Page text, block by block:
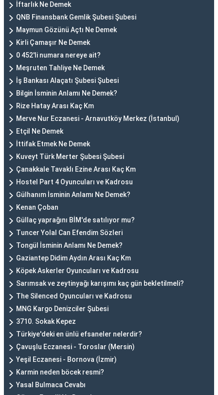
İftarlık Ne Demek
QNB Finansbank Gemlik Şubesi Şubesi
Maymun Gözünü Açtı Ne Demek
Kirli Çamaşır Ne Demek
0 452'li numara nereye ait?
Meşruten Tahliye Ne Demek
İş Bankası Alaçatı Şubesi Şubesi
Bilgin İsminin Anlamı Ne Demek?
Rize Hatay Arası Kaç Km
Merve Nur Eczanesi - Arnavutköy Merkez (İstanbul)
Etçil Ne Demek
İttifak Etmek Ne Demek
Kuveyt Türk Merter Şubesi Şubesi
Çanakkale Tavaklı Ezine Arası Kaç Km
Hostel Part 4 Oyuncuları ve Kadrosu
Gülhanım İsminin Anlamı Ne Demek?
Kenan Çoban
Güllaç yaprağını BİM'de satılıyor mu?
Tuncer Yolal Can Efendim Sözleri
Tongül İsminin Anlamı Ne Demek?
Gaziantep Didim Aydın Arası Kaç Km
Köpek Askerler Oyuncuları ve Kadrosu
Sarımsak ve zeytinyağı karışımı kaç gün bekletilmeli?
The Silenced Oyuncuları ve Kadrosu
MNG Kargo Denizciler Şubesi
3710. Sokak Kepez
Türkiye'deki en ünlü efsaneler nelerdir?
Çavuşlu Eczanesi - Toroslar (Mersin)
Yeşil Eczanesi - Bornova (İzmir)
Karmin neden böcek resmi?
Yasal Bulmaca Cevabı